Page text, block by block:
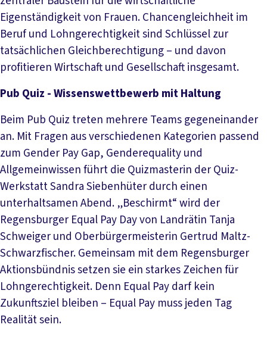
Eigenständigkeit von Frauen. Chancengleichheit im
Beruf und Lohngerechtigkeit sind Schlüssel zur
tatsächlichen Gleichberechtigung – und davon
profitieren Wirtschaft und Gesellschaft insgesamt.
Pub Quiz - Wissenswettbewerb mit Haltung
Beim Pub Quiz treten mehrere Teams gegeneinander
an. Mit Fragen aus verschiedenen Kategorien passend
zum Gender Pay Gap, Genderequality und
Allgemeinwissen führt die Quizmasterin der Quiz-
Werkstatt Sandra Siebenhüter durch einen
unterhaltsamen Abend. „Beschirmt“ wird der
Regensburger Equal Pay Day von Landrätin Tanja
Schweiger und Oberbürgermeisterin Gertrud Maltz-
Schwarzfischer. Gemeinsam mit dem Regensburger
Aktionsbündnis setzen sie ein starkes Zeichen für
Lohngerechtigkeit. Denn Equal Pay darf kein
Zukunftsziel bleiben – Equal Pay muss jeden Tag
Realität sein.